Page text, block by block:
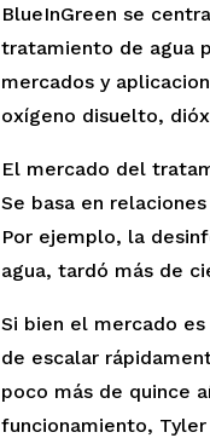
BlueInGreen se
tratamiento de agua
mercados y
oxígeno disuelto,
El mercado del
Se basa en
Por ejemplo, la
agua, tardó más de
Si bien el mercado
de escalar
poco más de quince
funcionamiento,